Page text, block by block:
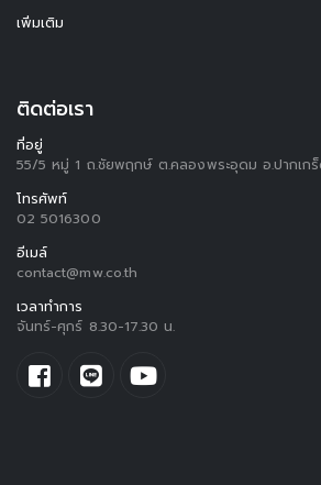
เพิ่มเติม
ติดต่อเรา
ที่อยู่
55/5 หมู่ 1 ถ.ชัยพฤกษ์ ต.คลองพระอุดม อ.ปากเกร็
โทรศัพท์
02 5016300
อีเมล์
contact@mw.co.th
เวลาทำการ
จันทร์-ศุกร์ 8.30-17.30 น.